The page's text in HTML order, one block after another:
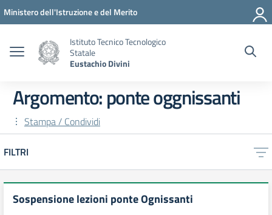
Vai ai contenuti
Vai al menu di navigazione
Vai al footer
Ministero dell'Istruzione e del Merito
Istituto Tecnico Tecnologico
Statale
Eustachio Divini
Argomento: ponte oggnissanti
Stampa / Condividi
FILTRI
Sospensione lezioni ponte Ognissanti